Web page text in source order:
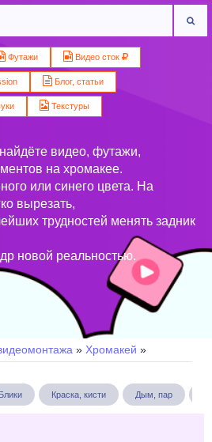
Футажи Видео сток
Блог, статьи
Текстуры
видео, футажи,
на хромакее.
или синего цвета. На
вырезать,
трудностей менять задник
новой реальностью.
» Хромакей »
Блики Краска, кисти Дым, пар